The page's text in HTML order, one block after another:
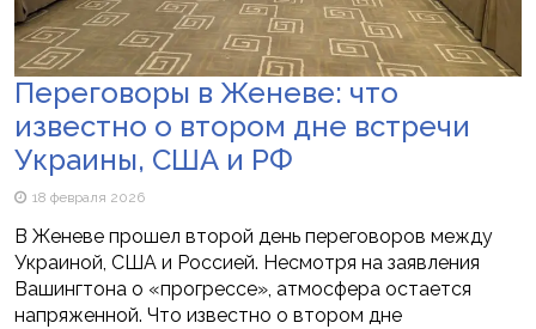
Переговоры в Женеве: что
известно о втором дне встречи
Украины, США и РФ
18 февраля 2026
В Женеве прошел второй день переговоров между
Украиной, США и Россией. Несмотря на заявления
Вашингтона о «прогрессе», атмосфера остается
напряженной. Что известно о втором дне